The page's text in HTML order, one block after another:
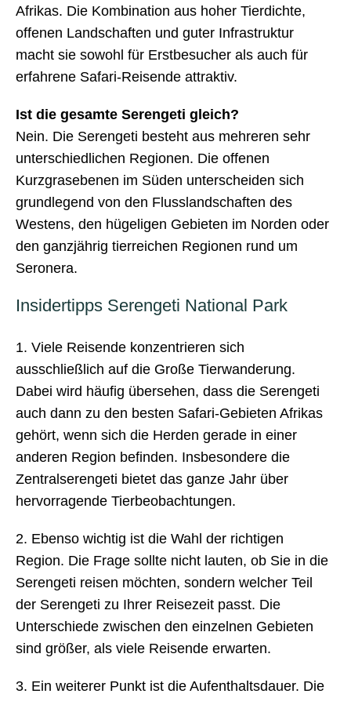
Afrikas. Die Kombination aus hoher Tierdichte,
offenen Landschaften und guter Infrastruktur
macht sie sowohl für Erstbesucher als auch für
erfahrene Safari-Reisende attraktiv.
Ist die gesamte Serengeti gleich?
Nein. Die Serengeti besteht aus mehreren sehr
unterschiedlichen Regionen. Die offenen
Kurzgrasebenen im Süden unterscheiden sich
grundlegend von den Flusslandschaften des
Westens, den hügeligen Gebieten im Norden oder
den ganzjährig tierreichen Regionen rund um
Seronera.
Insidertipps Serengeti National Park
1. Viele Reisende konzentrieren sich
ausschließlich auf die Große Tierwanderung.
Dabei wird häufig übersehen, dass die Serengeti
auch dann zu den besten Safari-Gebieten Afrikas
gehört, wenn sich die Herden gerade in einer
anderen Region befinden. Insbesondere die
Zentralserengeti bietet das ganze Jahr über
hervorragende Tierbeobachtungen.
2. Ebenso wichtig ist die Wahl der richtigen
Region. Die Frage sollte nicht lauten, ob Sie in die
Serengeti reisen möchten, sondern welcher Teil
der Serengeti zu Ihrer Reisezeit passt. Die
Unterschiede zwischen den einzelnen Gebieten
sind größer, als viele Reisende erwarten.
3. Ein weiterer Punkt ist die Aufenthaltsdauer. Die